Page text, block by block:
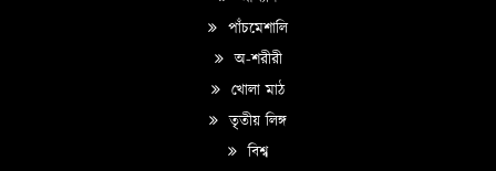
পাঁচমেশালি
অ-শরীরী
খোলা মাঠ
তৃতীয় লিঙ্গ
বিশ্ব